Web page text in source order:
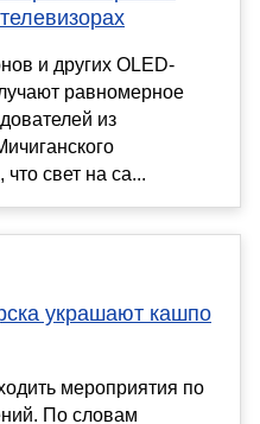
и других OLED-
равномерное
из
свет на са...
украшают кашпо
мероприятия по
По словам